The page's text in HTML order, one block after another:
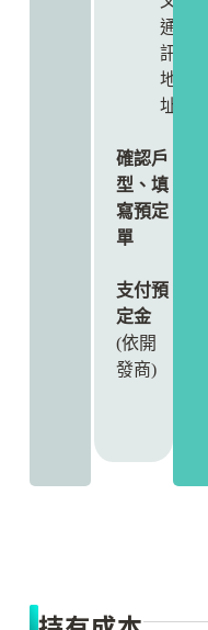
通
訊
地
址
確認戶
型、填
寫預定
單
支付預
定金
(依開
發商)